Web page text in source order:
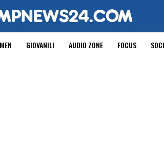
GIOVANILI AUDIO ZONE FOCUS